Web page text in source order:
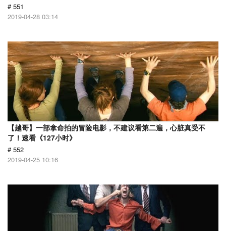
# 551
2019-04-28 03:14
【越哥】一部拿命拍的冒险电影，不建议看第二遍，心脏真受不
了！速看《127小时》
# 552
2019-04-25 10:16